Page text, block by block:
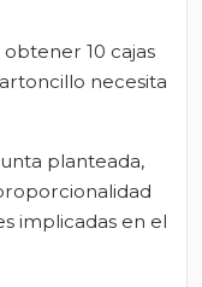
10 cajas
necesita
planteada,
implicadas en el